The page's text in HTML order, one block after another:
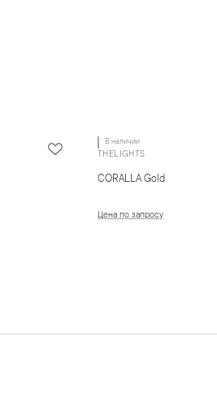
В наличии
THELIGHTS
CORALLA Gold
Цена по запросу